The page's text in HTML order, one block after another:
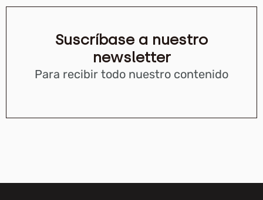
Suscríbase a nuestro
newsletter
Para recibir todo nuestro contenido